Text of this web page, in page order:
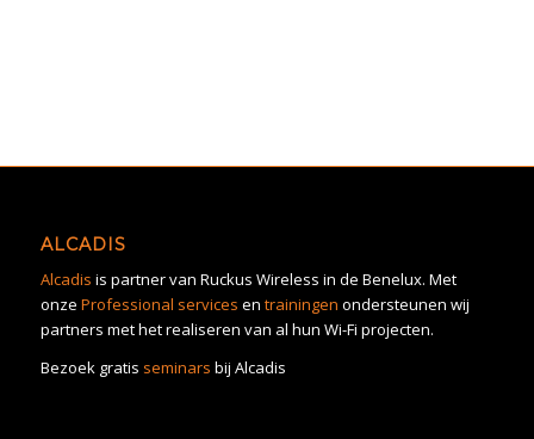
ALCADIS
Alcadis is partner van Ruckus Wireless in de Benelux. Met
onze Professional services en trainingen ondersteunen wij
partners met het realiseren van al hun Wi-Fi projecten.
Bezoek gratis seminars bij Alcadis